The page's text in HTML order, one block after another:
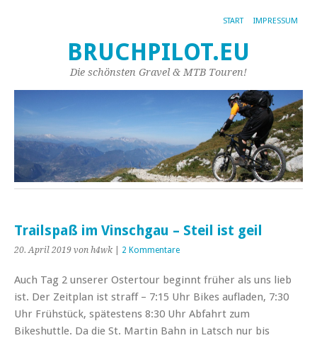
START IMPRESSUM
BRUCHPILOT.EU
Die schönsten Gravel & MTB Touren!
Trailspaß im Vinschgau – Steil ist geil
20. April 2019 von h4wk 2 Kommentare
Auch Tag 2 unserer Ostertour beginnt früher als uns lieb
ist. Der Zeitplan ist straff – 7:15 Uhr Bikes aufladen, 7:30
Uhr Frühstück, spätestens 8:30 Uhr Abfahrt zum
Bikeshuttle. Da die St. Martin Bahn in Latsch nur bis